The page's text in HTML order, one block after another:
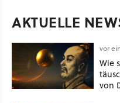
AKTUELLE
vor
Wie
von